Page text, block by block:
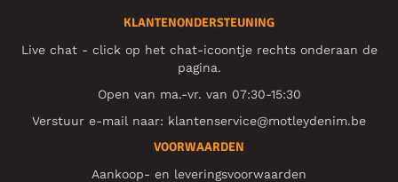
KLANTENONDERSTEUNING
Live chat - click op het chat-icoontje rechts onderaan de
pagina.
Open van ma.-vr. van 07:30-15:30
Verstuur e-mail naar: klantenservice@motleydenim.be
VOORWAARDEN
Aankoop- en leveringsvoorwaarden